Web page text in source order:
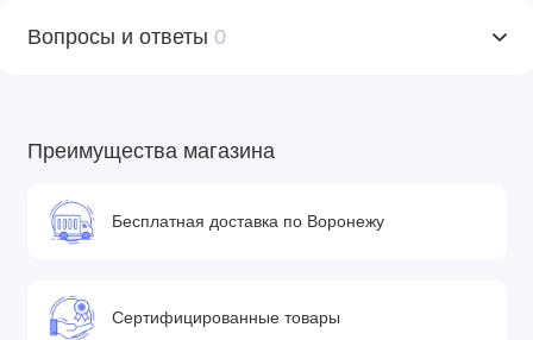
• Для детей от рождения до 13 кг
• Удобная ручка для переноски
• Установка: против движения
Комплектация
Вопросы и ответы 0
Преимущества магазина
Бесплатная доставка по Воронежу
Сертифицированные товары